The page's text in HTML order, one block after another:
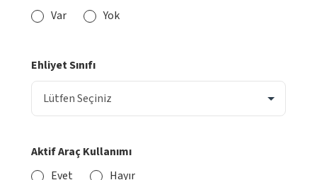
Var
Yok
Ehliyet Sınıfı
Aktif Araç Kullanımı
Evet
Hayır